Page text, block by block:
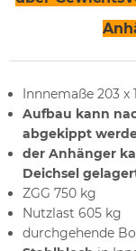
Innnemaße 203 x
Aufbau kann
abgekippt
der Anhänger
Deichsel
ZGG 750 kg
Nutzlast 605 kg
durchgehende